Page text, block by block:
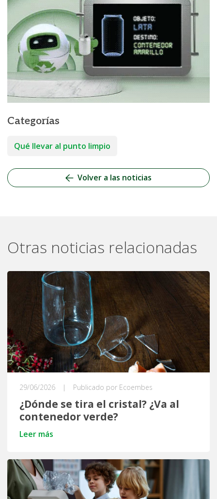
Categorías
Qué llevar al punto limpio
Volver a las noticias
Otras noticias relacionadas
29/06/2026 | Publicado por Ecoembes
¿Dónde se tira el cristal? ¿Va al
contenedor verde?
Leer más